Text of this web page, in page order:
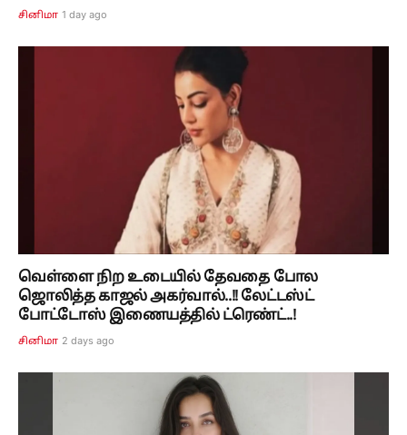
சினிமா 1 day ago
வெள்ளை நிற உடையில் தேவதை போல
ஜொலித்த காஜல் அகர்வால்..!! லேட்டஸ்ட்
போட்டோஸ் இணையத்தில் ட்ரெண்ட்..!
சினிமா 2 days ago